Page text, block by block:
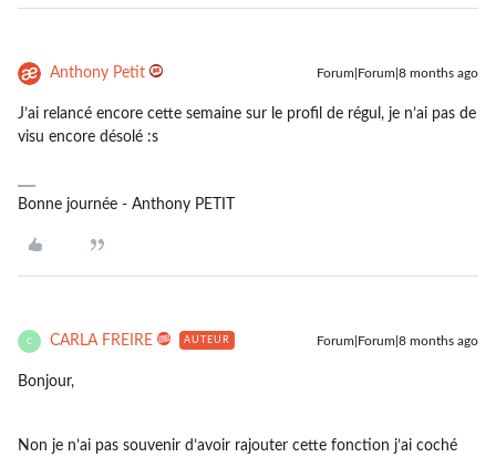
Anthony Petit Forum|Forum|8 months ago
J’ai relancé encore cette semaine sur le profil de régul, je n’ai pas de
visu encore désolé :s
Bonne journée - Anthony PETIT
C CARLA FREIRE AUTEUR Forum|Forum|8 months ago
Bonjour,
Non je n’ai pas souvenir d’avoir rajouter cette fonction j’ai coché